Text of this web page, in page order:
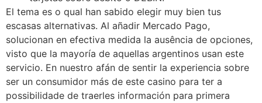
El tema es o qual han sabido elegir muy bien tus
escasas alternativas. Al añadir Mercado Pago,
solucionan en efectiva medida la ausência de opciones,
visto que la mayoría de aquellas argentinos usan este
servicio. En nuestro afán de sentir la experiencia sobre
ser un consumidor más de este casino para ter a
possibilidade de traerles información para primera